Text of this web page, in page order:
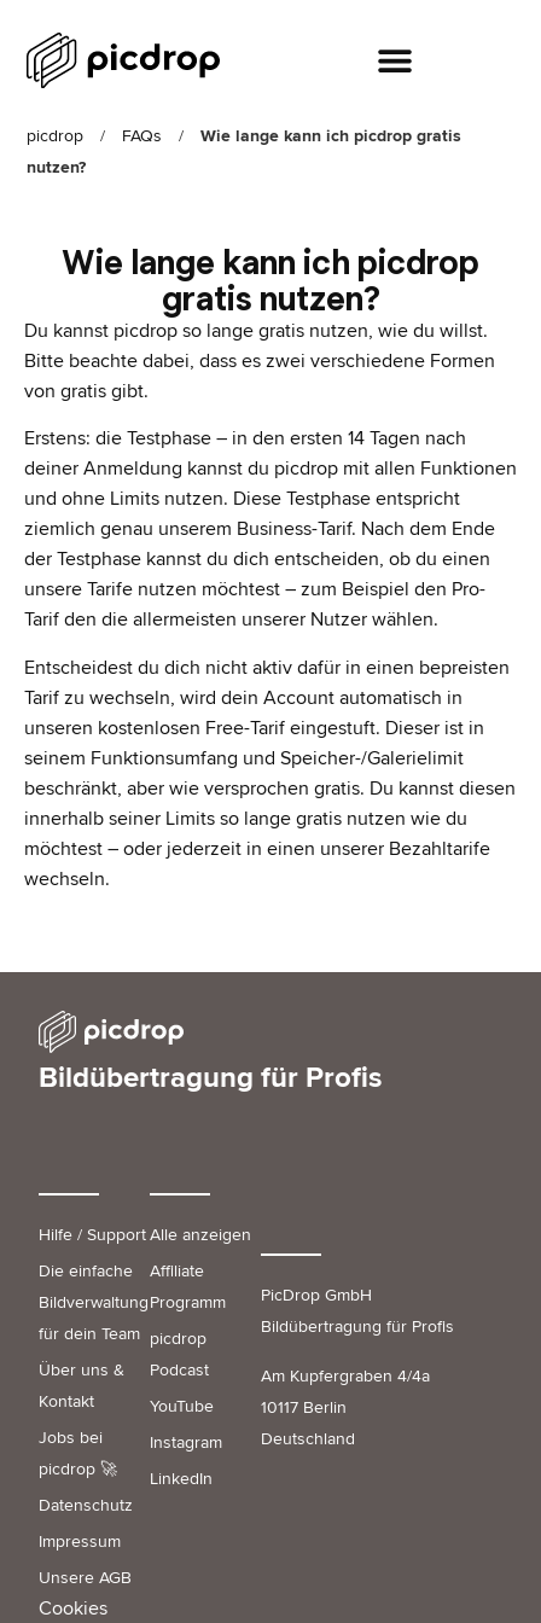
picdrop / FAQs /
Wie lange kann ich picdrop gratis
nutzen?
Wie lange kann ich picdrop
gratis nutzen?
Du kannst picdrop so lange gratis nutzen, wie du willst.
Bitte beachte dabei, dass es zwei verschiedene Formen
von gratis gibt.
Erstens: die Testphase – in den ersten 14 Tagen nach
deiner Anmeldung kannst du picdrop mit allen Funktionen
und ohne Limits nutzen. Diese Testphase entspricht
ziemlich genau unserem Business-Tarif. Nach dem Ende
der Testphase kannst du dich entscheiden, ob du einen
unsere Tarife nutzen möchtest – zum Beispiel den Pro-
Tarif den die allermeisten unserer Nutzer wählen.
Entscheidest du dich nicht aktiv dafür in einen bepreisten
Tarif zu wechseln, wird dein Account automatisch in
unseren kostenlosen Free-Tarif eingestuft. Dieser ist in
seinem Funktionsumfang und Speicher-/Galerielimit
beschränkt, aber wie versprochen gratis. Du kannst diesen
innerhalb seiner Limits so lange gratis nutzen wie du
möchtest – oder jederzeit in einen unserer Bezahltarife
wechseln.
Bildübertragung für Profis
PicDrop GmbH
Bildübertragung für Profis
Am Kupfergraben 4/4a
10117 Berlin
Deutschland
Hilfe / Support
Die einfache
Bildverwaltung
für dein Team
Über uns &
Kontakt
Jobs bei
picdrop 🚀
Datenschutz
Impressum
Unsere AGB
Cookies
Alle anzeigen
Affiliate
Programm
picdrop
Podcast
YouTube
Instagram
LinkedIn